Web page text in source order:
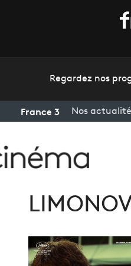
Regardez nos
France 3 Nos